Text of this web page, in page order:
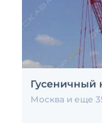
Гусеничный
Москва и еще